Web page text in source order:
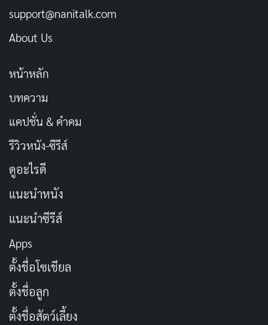
[รีวิว-เรื่องย่อ] Elite Force (2026) ซีรีส์แอคชัน
เกมโชว์เดียวที่ Ben สัญญากับ Sheila ว่าจะไม่ไปออดิชันคือ
รายการที่มีเงินรางวัลมากที่สุด นั่นคือ
ต้องหลบหนีความตายเป็นเวลาสามสิบวันในขณะที่แอบ
ซ่อนตัวอยู่ท่ามกลางประชาชนทั่วไป ดำเนินรายการโดย
Bobby T(Colman Domingo) ผู้จัดรายการที่ดูหรูหราและ
มีเสน่ห์ “The Running Man” เป็นเกมที่ถูกโกงและยังไม่เคย
มีผู้ชนะเลยโดรนกล้อง
ขณะที่นักฆ่าจ้างที่เรียกว่า “Hunters” พยายามฆ่าพวกเขา
และประชาชนสามารถรับเงินจากการแจ้งเบาะแสตำแหน่ง
ของพวกเขา (มีแอปสำหรับนั้นด้วย)
Dan Killian(Josh Brolin) ผู้สร้างและโปรดิวเซอร์บริหาร
support@nanitalk.com
About Us
หน้าหลัก
บทความ
แคปชั่น & คำคม
รีวิวหนัง-ซีรีส์
ดูอะไรดี
แนะนำหนัง
แนะนำซีรีส์
Apps
ตั้งชื่อโซเชียล
ตั้งชื่อลูก
ตั้งชื่อสัตว์เลี้ยง